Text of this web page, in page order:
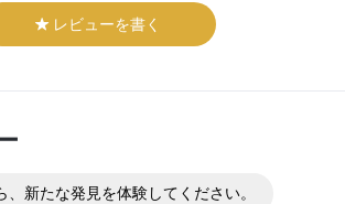
レビューを書く
新たな発見を体験してください。